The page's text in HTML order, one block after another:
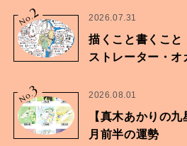
No.2 2026.07.31
描くこと書くこ
ストレーター・
No.
3 2026.08.01
【真木あかりの
月前半の運勢